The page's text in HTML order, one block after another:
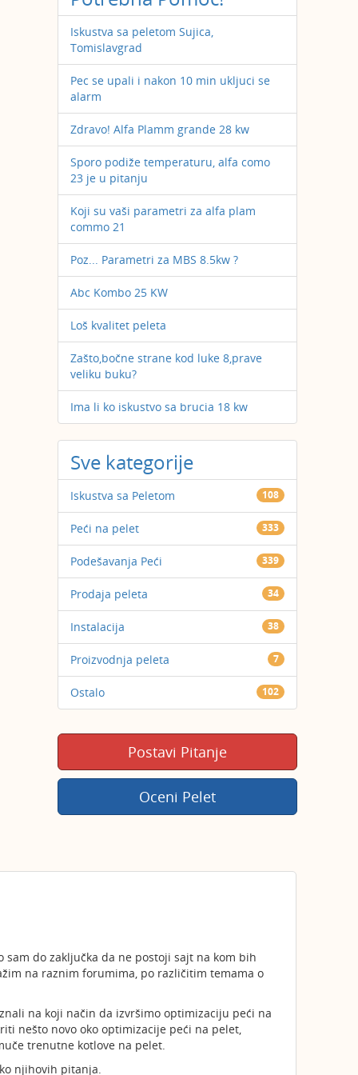
Iskustva sa peletom Sujica,
Tomislavgrad
Pec se upali i nakon 10 min ukljuci se
alarm
Zdravo! Alfa Plamm grande 28 kw
Sporo podiže temperaturu, alfa como
23 je u pitanju
Koji su vaši parametri za alfa plam
commo 21
Poz... Parametri za MBS 8.5kw ?
Abc Kombo 25 KW
Loš kvalitet peleta
Zašto,bočne strane kod luke 8,prave
veliku buku?
Ima li ko iskustvo sa brucia 18 kw
Sve kategorije
Iskustva sa Peletom 108
Peći na pelet 333
Podešavanja Peći 339
Prodaja peleta 34
Instalacija 38
Proizvodnja peleta 7
Ostalo 102
Postavi Pitanje
Oceni Pelet
do zaključka da ne postoji sajt na kom bih
na raznim forumima, po različitim temama o
na koji način da izvršimo optimizaciju peći na
nešto novo oko optimizacije peći na pelet,
trenutne kotlove na pelet.
njihovih pitanja.